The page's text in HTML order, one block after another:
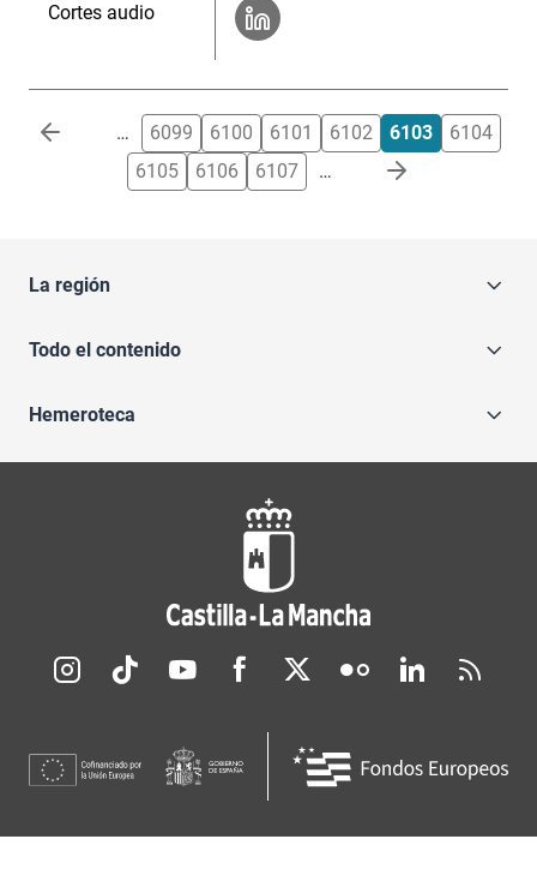
Cortes audio
Paginación … 6099 6100 6101 6102 6103
6104
6105
6106 6107 …
La región
Todo el contenido
Hemeroteca
Redes sociales JCCM